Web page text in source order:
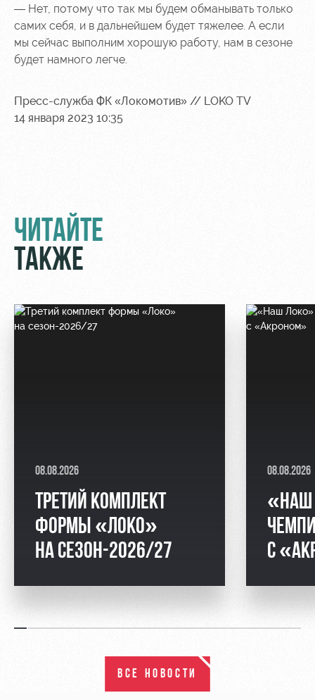
— Нет, потому что так мы будем обманывать только
самих себя, и в дальнейшем будет тяжелее. А если
мы сейчас выполним хорошую работу, нам в сезоне
будет намного легче.
Пресс-служба ФК «Локомотив» // LOKO TV
14 января 2023 10:35
ЧИТАЙТЕ
ТАКЖЕ
08.08.2026
ТРЕТИЙ КОМПЛЕКТ
ФОРМЫ «ЛОКО»
НА СЕЗОН-2026/27
08.08.2026
«НАШ
С
ВСЕ НОВОСТИ